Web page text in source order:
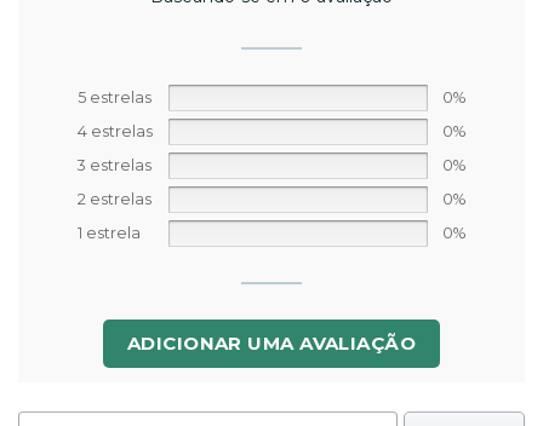
5 estrelas
0%
4 estrelas
0%
3 estrelas
0%
2 estrelas
0%
1 estrela
0%
ADICIONAR UMA AVALIAÇÃO